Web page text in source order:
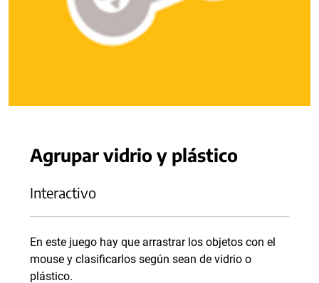
Agrupar vidrio y plástico
Interactivo
En este juego hay que arrastrar los objetos con el
mouse y clasificarlos según sean de vidrio o
plástico.